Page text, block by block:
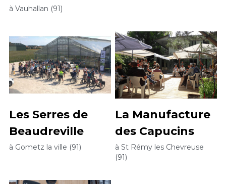
à Vauhallan (91)
Les Serres de
Beaudreville
à Gometz la ville (91)
La Manufacture
des Capucins
à St Rémy les Chevreuse
(91)